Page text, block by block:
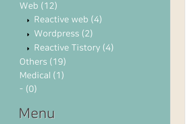
Web (12)
Reactive web (4)
Wordpress (2)
Reactive Tistory (4)
Others (19)
Medical (1)
- (0)
Menu